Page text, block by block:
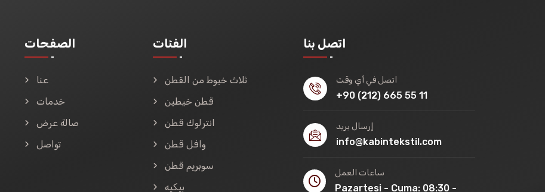
الصفحات
عنا
خدمات
صالة عرض
تواصل
الفئات
ثلاث خيوط من القطن
قطن خيطين
انترلوك قطن
وافل قطن
سوبريم قطن
بيكيه
اتصل بنا
اتصل في أي وقت
+90 (212) 665 55 11
إرسال بريد
info@kabintekstil.com
ساعات العمل
Pazartesi - Cuma: 08:30 -